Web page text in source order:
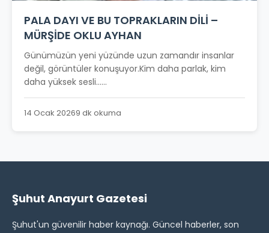
PALA DAYI VE BU TOPRAKLARIN DİLİ –
MÜRŞİDE OKLU AYHAN
Günümüzün yeni yüzünde uzun zamandır insanlar
değil, görüntüler konuşuyor.Kim daha parlak, kim
daha yüksek sesli…...
14 Ocak 20269 dk okuma
Şuhut Anayurt Gazetesi
Şuhut'un güvenilir haber kaynağı. Güncel haberler, son